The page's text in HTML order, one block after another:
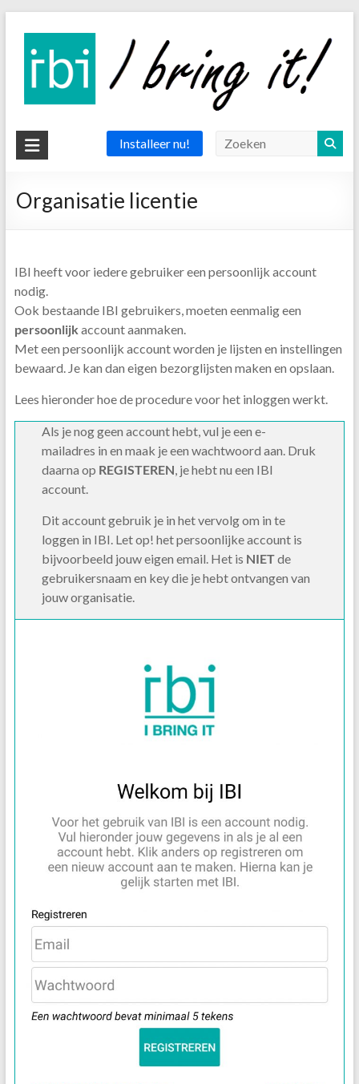
inhoud
IBI
the
Installeer nu!
Organisatie licentie
IBI heeft voor iedere gebruiker een persoonlijk account
nodig.
Ook bestaande IBI gebruikers, moeten eenmalig een
persoonlijk account aanmaken.
Met een persoonlijk account worden je lijsten en instellingen
bewaard. Je kan dan eigen bezorglijsten maken en opslaan.
Lees hieronder hoe de procedure voor het inloggen werkt.
Als je nog geen account hebt, vul je een e-
mailadres in en maak je een wachtwoord aan. Druk
daarna op REGISTEREN, je hebt nu een IBI
account.
Dit account gebruik je in het vervolg om in te
loggen in IBI. Let op! het persoonlijke account is
bijvoorbeeld jouw eigen email. Het is NIETde
gebruikersnaam en key die je hebt ontvangen van
jouw organisatie.